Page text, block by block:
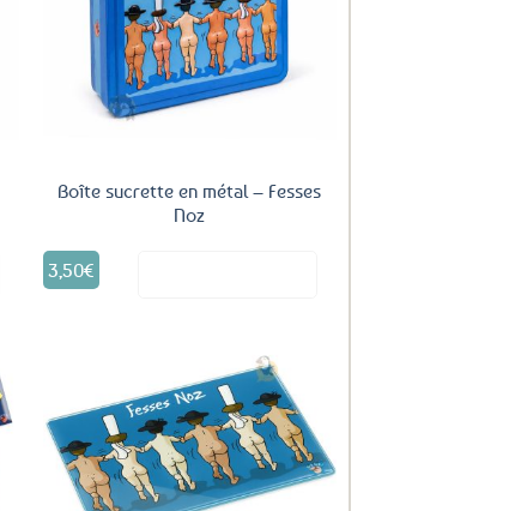
Boîte sucrette en métal – Fesses
Noz
3,50€
Ajouter
aux
favoris